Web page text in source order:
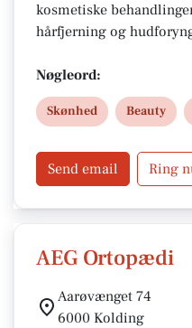
kosmetiske
hårfjerning og
autoriseret, har 4.9
forhandler eksklusivt ZO
forundersøgelse og
behandling i trygge
Nøgleord:
Skønhed Beauty
Send email Ring
AEG Ortopædi
Aarøvænget 74
6000 Kolding